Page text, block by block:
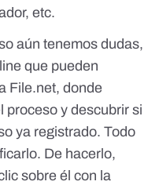
etc.
aún tenemos dudas,
que pueden
File.net, donde
proceso y descubrir si
ya registrado. Todo
De hacerlo,
sobre él con la